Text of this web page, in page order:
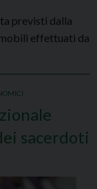
previsti dalla
effettuati da
sacerdoti